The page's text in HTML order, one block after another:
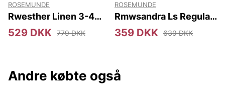
ROSEMUNDE
Rwesther Linen 3-4
Sleeve Shirt
529 DKK 779 DKK
ROSEMUNDE
Rmwsandra Ls Regular
Cardigan
359 DKK 639 DKK
Andre købte også